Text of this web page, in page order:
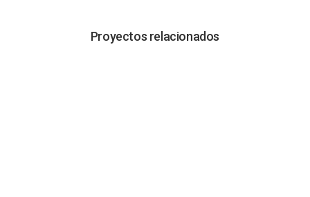
Proyectos relacionados